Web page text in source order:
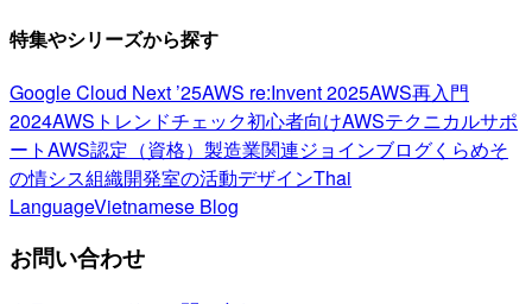
特集やシリーズから探す
Google Cloud Next ’25AWS re:Invent 2025AWS再入門
2024AWSトレンドチェック初心者向けAWSテクニカルサポ
ートAWS認定（資格） 製造業関連ジョインブログくらめそ
の情シス組織開発室の活動デザインThai
LanguageVietnamese Blog
お問い合わせ